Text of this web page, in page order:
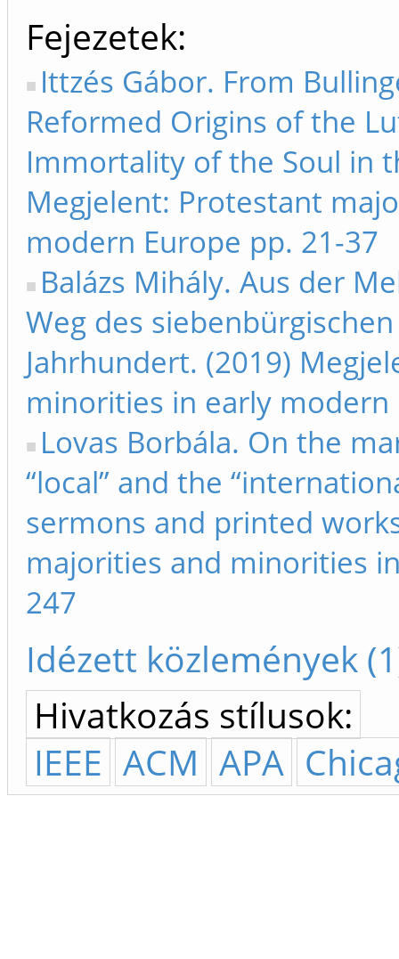
Fejezetek
Ittzés Gábor. From
Reformed Origins of the
Immortality of the Soul in
Megjelent: Protestant
modern Europe pp. 21-37
Balázs Mihály. Aus der
Weg des
Jahrhundert. (2019)
minorities in early modern
Lovas Borbála. On the
“local” and the
sermons and printed
majorities and minorities
247
Idézett közlemények
Hivatkozás stílusok:
IEEE ACM APA